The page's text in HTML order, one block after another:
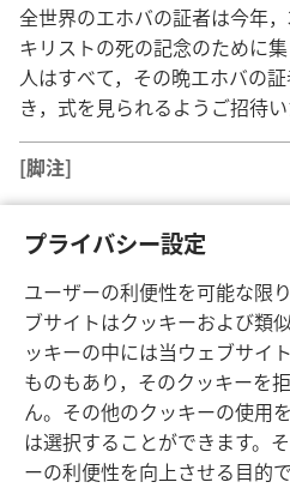
プライバシー設定
ユーザーの利便性を可能な限
ブサイトはクッキーおよび類
ッキーの中には当ウェブサイ
ものもあり，そのクッキーを
ん。その他のクッキーの使用
は選択することができます。
ーの利便性を向上させる目的
全世界のエホバの証者は今年
キリストの死の記念のために
人はすべて，その晩エホバの
き，式を見られるようご招待い
[脚注]
から始まる。最初の月はニサン。
日本語 シ
Copyright © 2026 Watch Tower Bible
利用規約
プライバシーに関する方針
ログ